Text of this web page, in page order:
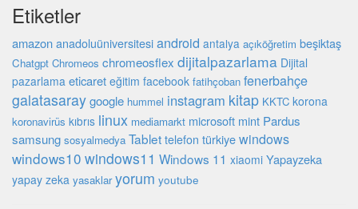
Etiketler
amazon anadoluüniversitesi android antalya açıköğretim beşiktaş
Chatgpt Chromeos chromeosflex dijitalpazarlama Dijital
pazarlama eticaret eğitim facebook fatihçoban fenerbahçe
galatasaraygoogle hummel instagram kitap KKTC korona
koronavirüs kıbrıs linux mediamarkt microsoft mint Pardus
samsung sosyalmedya Tablet telefon türkiyewindows
windows10 windows11 Windows 11 xiaomi Yapayzeka
yapay zeka yasaklar yorum youtube